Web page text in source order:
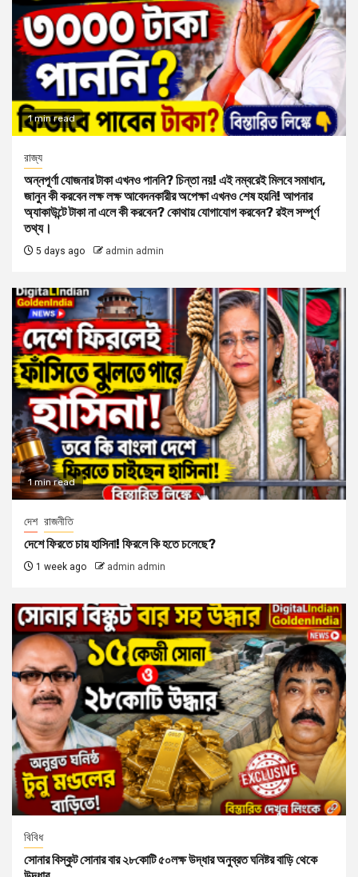
1 min read
রাজ্য
অন্নপূর্ণা যোজনার টাকা এখনও পাননি? চিন্তা নয়! এই নম্বরেই মিলবে সমাধান,
জানুন কী করবেন লক্ষ লক্ষ আবেদনকারীর অপেক্ষা এখনও শেষ হয়নি! আপনার
অ্যাকাউন্টে টাকা না এলে কী করবেন? কোথায় যোগাযোগ করবেন? রইল সম্পূর্ণ
তথ্য।
5 days ago admin admin
1 min read
দেশ রাজনীতি
দেশে ফিরতে চায় হাসিনা! ফিরলে কি হতে চলেছে?
1 week ago admin admin
বিবিধ
সোনার বিস্কুট সোনার বার ২৮কোটি ৫০লক্ষ উদ্ধার অনুব্রত ঘনিষ্টর বাড়ি থেকে